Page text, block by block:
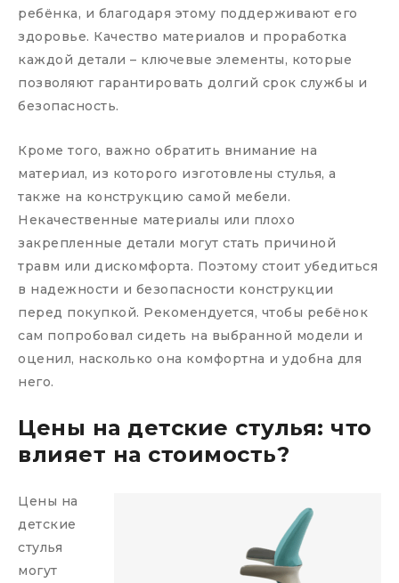
ребёнка, и благодаря этому поддерживают его
здоровье. Качество материалов и проработка
каждой детали – ключевые элементы, которые
позволяют гарантировать долгий срок службы и
безопасность.
Кроме того, важно обратить внимание на
материал, из которого изготовлены стулья, а
также на конструкцию самой мебели.
Некачественные материалы или плохо
закрепленные детали могут стать причиной
травм или дискомфорта. Поэтому стоит убедиться
в надежности и безопасности конструкции
перед покупкой. Рекомендуется, чтобы ребёнок
сам попробовал сидеть на выбранной модели и
оценил, насколько она комфортна и удобна для
него.
Цены на детские стулья: что
влияет на стоимость?
Цены на
детские
стулья
могут